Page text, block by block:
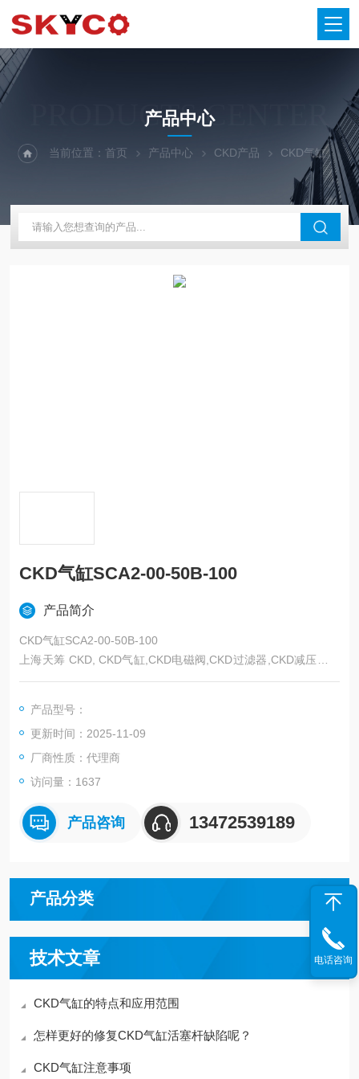
PRODUCTS CENTER
产品中心
当前位置：首页 产品中心 CKD产品 CKD气缸
CKD气缸SCA2-00-50B-100
产品简介
CKD气缸SCA2-00-50B-100
上海天筹 CKD, CKD气缸,CKD电磁阀,CKD过滤器,CKD减压阀，
CKD磁性开关，CKD压力计，CKD传感器，CKD防爆阀,CKD缓
KD组合机械手，CKD卡爪，CKD浮动接头，CKD气动元件,上海C
KD代理——上海天筹
产品型号：
更新时间：2025-11-09
厂商性质：代理商
访问量：1637
产品咨询 13472539189
产品分类
技术文章
CKD气缸的特点和应用范围
怎样更好的修复CKD气缸活塞杆缺陷呢？
CKD气缸注意事项
电话咨询